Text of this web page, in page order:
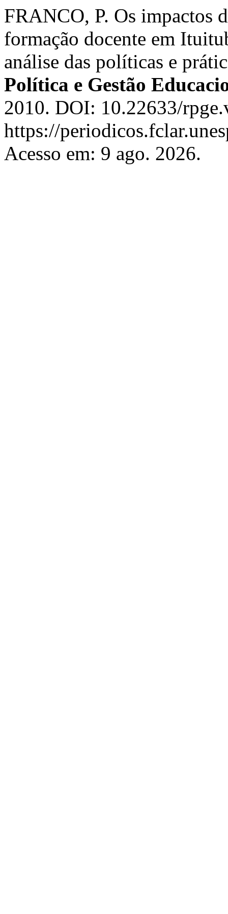
FRANCO, P. Os impactos
formação docente em
análise das políticas e
Política e Gestão
2010. DOI: 10.22633/
https://
Acesso em: 9 ago. 2026.